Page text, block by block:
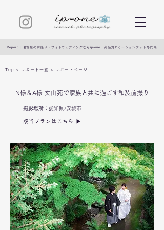
Report | 名古屋の前撮り・フォトウェディングならip-one 高品質ロケーションフォト専門店
Top > レポート一覧 > レポートページ
N様＆A様 丈山苑で家族と共に過ごす和装前撮り
撮影場所： 愛知県/安城市
該当プランはこちら ▶︎